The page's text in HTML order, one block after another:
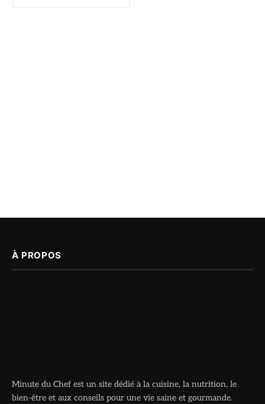
À PROPOS
Minute du Chef est un site dédié à la cuisine, la nutrition, le
bien-être et aux conseils pour une vie saine et gourmande.